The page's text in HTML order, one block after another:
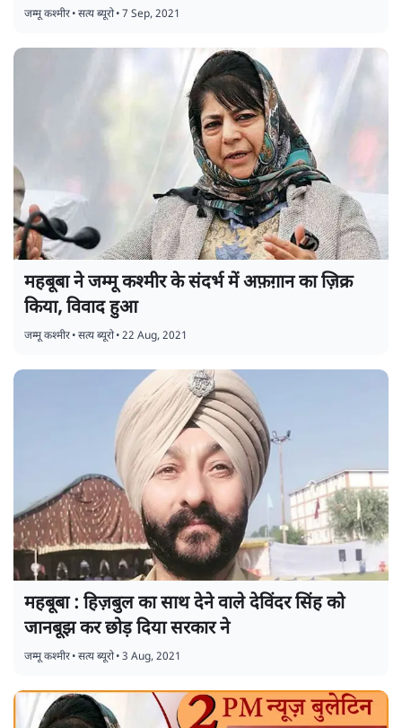
जम्मू कश्मीर•सत्य ब्यूरो•7 Sep, 2021
महबूबा ने जम्मू कश्मीर के संदर्भ में अफ़ग़ान का ज़िक्र
किया, विवाद हुआ
जम्मू कश्मीर•सत्य ब्यूरो•22 Aug, 2021
महबूबा : हिज़बुल का साथ देने वाले देविंदर सिंह को
जानबूझ कर छोड़ दिया सरकार ने
जम्मू कश्मीर•सत्य ब्यूरो•3 Aug, 2021